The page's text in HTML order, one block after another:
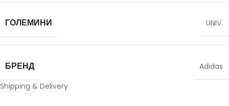
ГОЛЕМИНИ UNIV.
БРЕНД
Adidas
Shipping & Delivery